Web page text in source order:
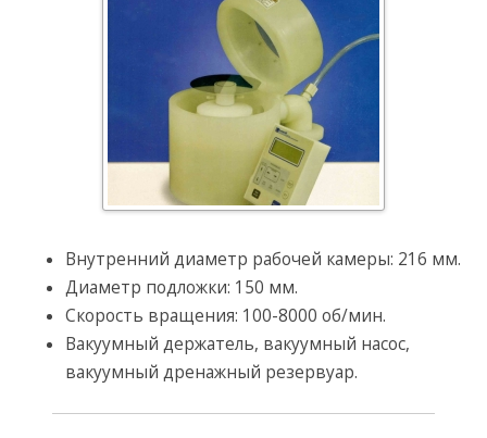
Внутренний диаметр рабочей камеры: 216 мм.
Диаметр подложки: 150 мм.
Скорость вращения: 100-8000 об/мин.
Вакуумный держатель, вакуумный насос,
вакуумный дренажный резервуар.